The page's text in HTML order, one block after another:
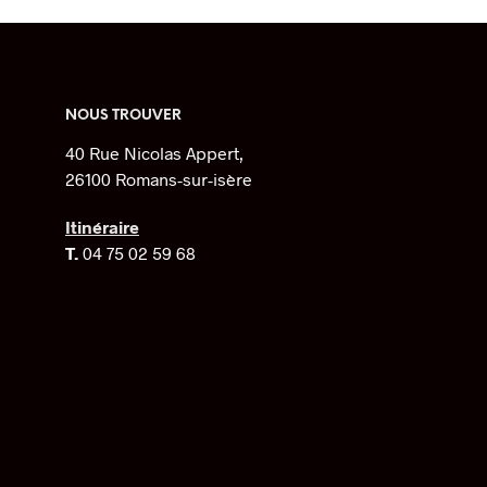
plusieurs
NOUS TROUVER
40 Rue Nicolas Appert,
26100 Romans-sur-isère
Itinéraire
T. 04 75 02 59 68